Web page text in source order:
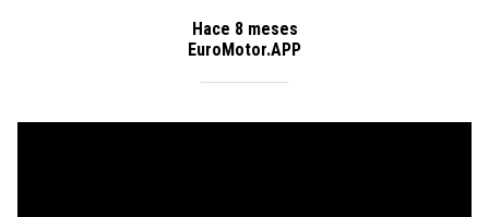
Hace 8 meses
EuroMotor.APP